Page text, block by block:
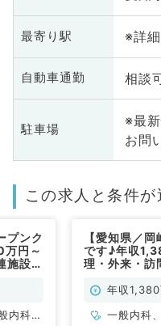
最寄り駅 ※詳
自動車通勤 相談
駐車場
※最
お問
この求人と条件が
プンク
円～
施設へ
内科、
【愛知県／
です♪年収
理・外来・訪
年収
一般内科